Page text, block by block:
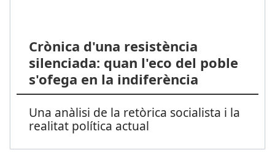
Crònica d'una resistència
silenciada: quan l'eco del poble
s'ofega en la indiferència
Una anàlisi de la retòrica socialista i la
realitat política actual